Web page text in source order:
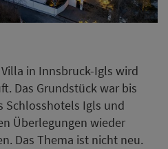
in Innsbruck-Igls wird
Das Grundstück war bis
Schlosshotels Igls und
Überlegungen wieder
Das Thema ist nicht neu.